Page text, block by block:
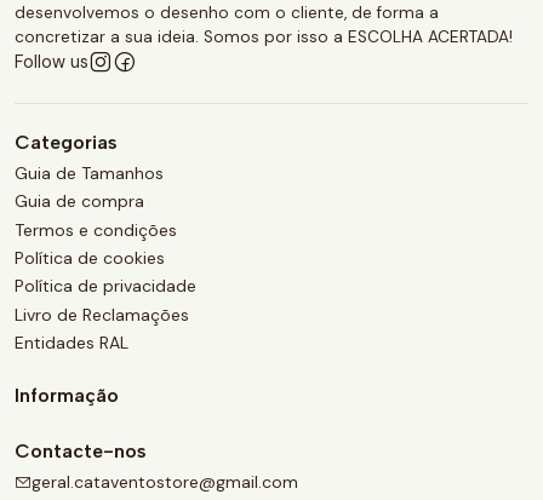
desenvolvemos o desenho com o cliente, de forma a
concretizar a sua ideia. Somos por isso a ESCOLHA ACERTADA!
Follow us
Categorias
Guia de Tamanhos
Guia de compra
Termos e condições
Política de cookies
Política de privacidade
Livro de Reclamações
Entidades RAL
Informação
Contacte-nos
geral.cataventostore@gmail.com